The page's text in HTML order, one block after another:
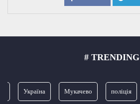
# TRENDING
Україна Мукачево поліція